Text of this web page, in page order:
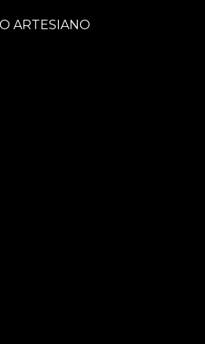
ARTESIANO